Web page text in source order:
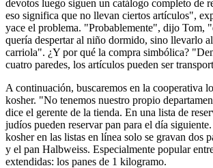
devotos luego siguen un catálogo completo de
eso significa que no llevan ciertos artículos",
yace el problema. "Probablemente", dijo Tom,
quería despertar al niño dormido, sino llevarlo
carriola". ¿Y por qué la compra simbólica?
cuatro paredes, los artículos pueden ser
A continuación, buscaremos en la cooperativa
kosher. "No tenemos nuestro propio
dice el gerente de la tienda. En una lista de
judíos pueden reservar pan para el día
kosher en las listas en línea solo se gravan dos
y el pan Halbweiss. Especialmente popular
extendidas: los panes de 1 kilogramo.